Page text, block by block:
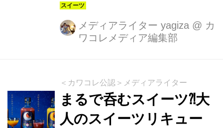
ルグルメ事情に詳しく、テレビや雑誌
などのメディアで幅広く活躍している
フードジャーナリストの⾥井真由美さ
間300回以上もデパ地下や商業施設の
フードコーナーに立ち寄り、常に情報
収集している里井さんが注目するの
は、見た目も華やかな桜や苺を使用し
メディアライター yagiza @ カ
ワコレメディア編集部
＜カワコレ公認＞メディアライター
まるで呑むスイーツ⁈大
人のスイーツリキュー